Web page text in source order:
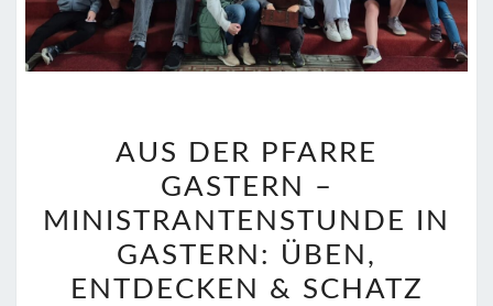
DER
PFARRE
GASTERN
–
MINISTRANTENSTUNDE
AUS DER PFARRE
GASTERN –
MINISTRANTENSTUNDE IN
GASTERN: ÜBEN,
ENTDECKEN & SCHATZ